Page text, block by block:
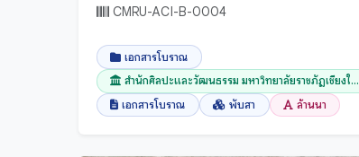
มหาสารคาม
มุกดาหาร
ยะลา
CMRU-ACI-B-0004
เอกสารโบราณ
สำนักศิลปะและวัฒนธรรม มหาวิทยาลัยราชภัฏเชียงใ...
เอกสารโบราณ
พับสา ล้านนา